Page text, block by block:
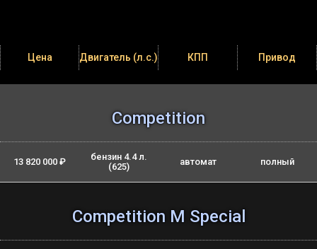
Цена Двигатель (л.с.) КПП Привод
Competition
13 820 000 ₽
бензин 4.4 л.
(625)
автомат полный
Competition M Special